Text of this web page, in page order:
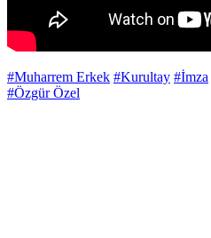
#Muharrem Erkek #Kurultay #İmza
#Özgür Özel